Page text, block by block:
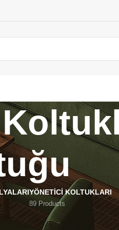
YÖNETICI KOLTUKLARI
89 Products